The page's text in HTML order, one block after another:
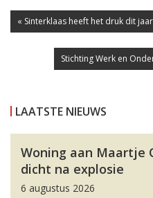
« Sinterklaas heeft het druk dit jaar
Stichting Werk en
LAATSTE NIEUWS
Woning aan Maartje
dicht na explosie
6 augustus 2026